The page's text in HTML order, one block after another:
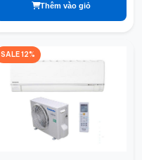
Thêm vào giỏ
SALE 12%